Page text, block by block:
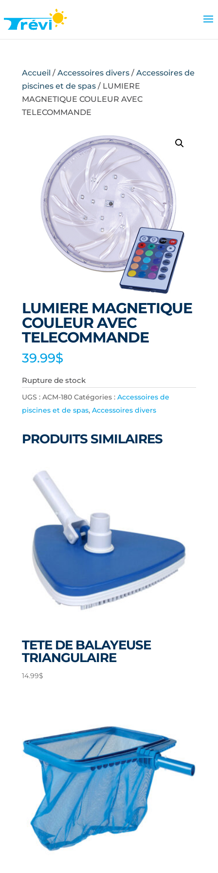
Accueil / Accessoires divers/ Accessoires de
piscines et de spas/ LUMIERE
MAGNETIQUE COULEUR AVEC
TELECOMMANDE
LUMIERE MAGNETIQUE
COULEUR AVEC
TELECOMMANDE
39.99$
Rupture de stock
UGS : ACM-180 Catégories : Accessoires de
piscines et de spas, Accessoires divers
PRODUITS SIMILAIRES
TETE DE BALAYEUSE
TRIANGULAIRE
14.99$